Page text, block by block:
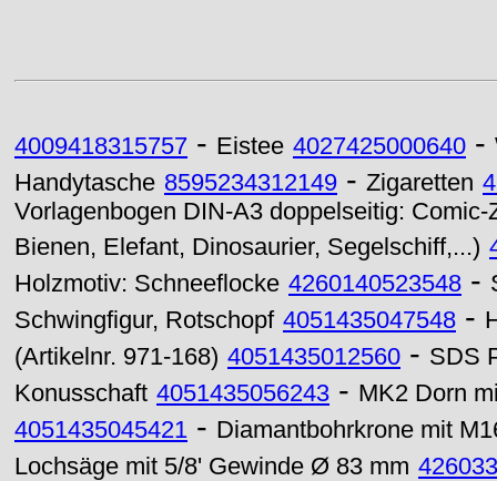
4009418315757 - Eistee 4027425000640 -
Handytasche 8595234312149 - Zigaretten
Vorlagenbogen DIN-A3 doppelseitig:
Bienen, Elefant, Dinosaurier, Segelschiff,...)
Holzmotiv: Schneeflocke 4260140523548 -
Schwingfigur, Rotschopf 4051435047548 -
(Artikelnr. 971-168) 4051435012560 - SDS
Konusschaft 4051435056243 - MK2 Dorn
4051435045421 - Diamantbohrkrone mit
Lochsäge mit 5/8' Gewinde Ø 83 mm